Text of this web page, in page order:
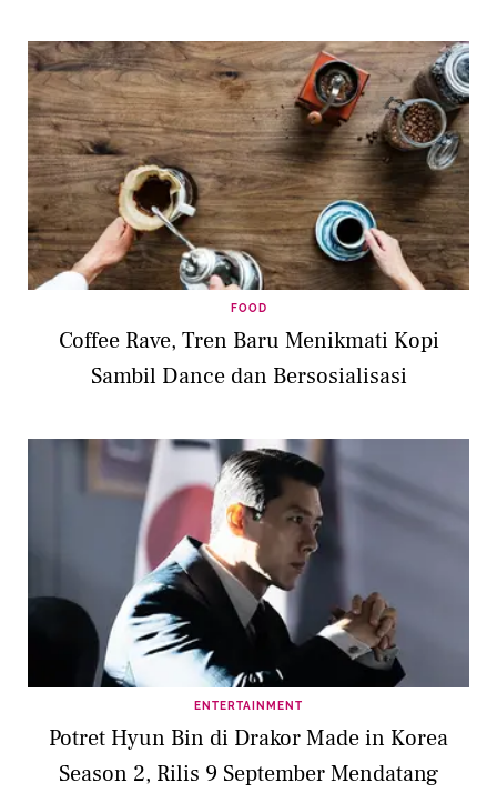
FOOD
Coffee Rave, Tren Baru Menikmati Kopi
Sambil Dance dan Bersosialisasi
ENTERTAINMENT
Potret Hyun Bin di Drakor Made in Korea
Season 2, Rilis 9 September Mendatang